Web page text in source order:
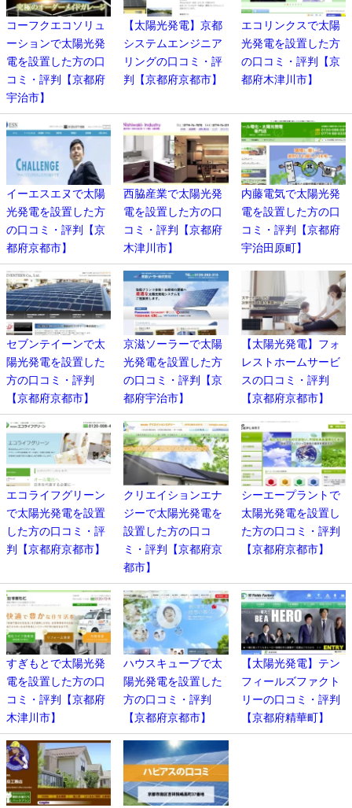
コーフクエコソリュ
ーションで太陽光発
電を設置した方の口
コミ・評判【京都府
宇治市】
【太陽光発電】京都
システムエンジニア
リングの口コミ・評
判【京都府京都市】
エコリンクスで太陽
光発電を設置した方
の口コミ・評判【京
都府木津川市】
イーエスエヌで太陽
光発電を設置した方
の口コミ・評判【京
都府京都市】
西脇産業で太陽光発
電を設置した方の口
コミ・評判【京都府
木津川市】
内藤電気で太陽光発
電を設置した方の口
コミ・評判【京都府
宇治田原町】
セブンテイーンで太
陽光発電を設置した
方の口コミ・評判
【京都府京都市】
京滋ソーラーで太陽
光発電を設置した方
の口コミ・評判【京
都府宇治市】
【太陽光発電】フォ
レストホームサービ
スの口コミ・評判
【京都府京都市】
エコライフグリーン
で太陽光発電を設置
した方の口コミ・評
判【京都府京都市】
クリエイションエナ
ジーで太陽光発電を
設置した方の口コ
ミ・評判【京都府京
都市】
シーエープラントで
太陽光発電を設置し
た方の口コミ・評判
【京都府京都市】
すぎもとで太陽光発
電を設置した方の口
コミ・評判【京都府
木津川市】
ハウスキューブで太
陽光発電を設置した
方の口コミ・評判
【京都府京都市】
【太陽光発電】テン
フィールズファクト
リーの口コミ・評判
【京都府精華町】